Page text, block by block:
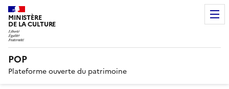
MINISTÈRE
DE LA CULTURE
POP
Plateforme ouverte du patrimoine